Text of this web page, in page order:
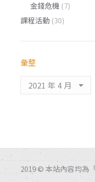
金錢危機 (7)
課程活動 (30)
彙整
整
2019 © 本站內容均為